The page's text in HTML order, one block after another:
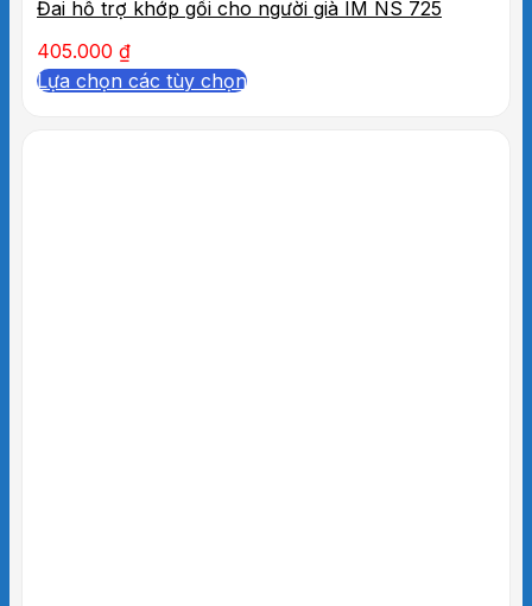
Đai hỗ trợ khớp gối cho người già IM NS 725
405.000 ₫
Lựa chọn các tùy chọn